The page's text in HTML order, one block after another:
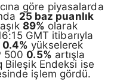
göre piyasalarda
25 baz puanlık
89% olarak
GMT itibarıyla
0.4% yükselerek
5000.5% artışla
Bileşik Endeksi ise
işlem gördü.